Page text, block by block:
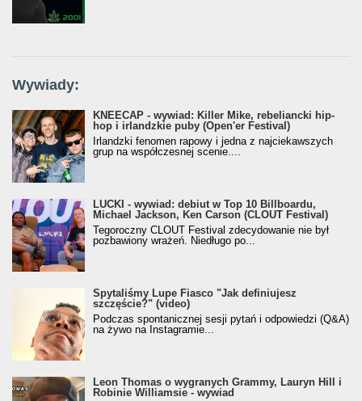
Wywiady:
KNEECAP - wywiad: Killer Mike, rebeliancki hip-
hop i irlandzkie puby (Open'er Festival)
Irlandzki fenomen rapowy i jedna z najciekawszych
grup na współczesnej scenie....
LUCKI - wywiad: debiut w Top 10 Billboardu,
Michael Jackson, Ken Carson (CLOUT Festival)
Tegoroczny CLOUT Festival zdecydowanie nie był
pozbawiony wrażeń. Niedługo po...
Spytaliśmy Lupe Fiasco "Jak definiujesz
szczęście?" (video)
Podczas spontanicznej sesji pytań i odpowiedzi (Q&A)
na żywo na Instagramie...
Leon Thomas o wygranych Grammy, Lauryn Hill i
Robinie Williamsie - wywiad